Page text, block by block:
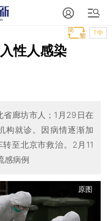
T中
性人感染
廊坊市人；1月29日在
构就诊。因病情逐渐加
至北京市救治。2月11
感病例
原图